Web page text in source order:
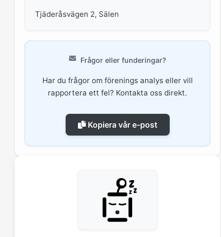
Tjäderåsvägen 2, Sälen
Frågor eller funderingar?
Har du frågor om förenings analys eller vill
rapportera ett fel? Kontakta oss direkt.
Kopiera vår e-post